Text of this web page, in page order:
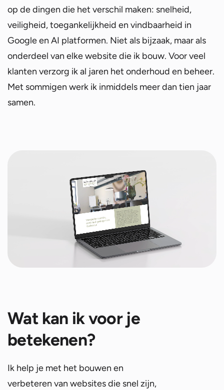
op de dingen die het verschil maken: snelheid,
veiligheid, toegankelijkheid en vindbaarheid in
Google en AI platformen. Niet als bijzaak, maar als
onderdeel van elke website die ik bouw. Voor veel
klanten verzorg ik al jaren het onderhoud en beheer.
Met sommigen werk ik inmiddels meer dan tien jaar
samen.
Wat kan ik voor je
betekenen?
Ik help je met het bouwen en
verbeteren van websites die snel zijn,